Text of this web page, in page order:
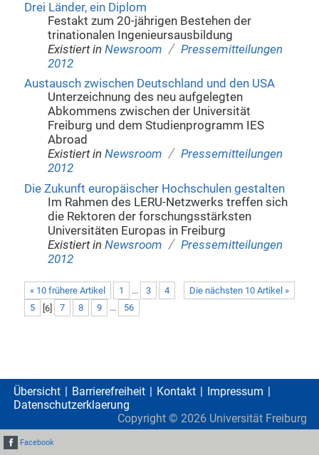
Drei Länder, ein Diplom
Festakt zum 20-jährigen Bestehen der
trinationalen Ingenieursausbildung
Existiert in Newsroom / Pressemitteilungen
2012
Austausch zwischen Deutschland und den USA
Unterzeichnung des neu aufgelegten
Abkommens zwischen der Universität
Freiburg und dem Studienprogramm IES
Abroad
Existiert in Newsroom / Pressemitteilungen
2012
Die Zukunft europäischer Hochschulen gestalten
Im Rahmen des LERU-Netzwerks treffen sich
die Rektoren der forschungsstärksten
Universitäten Europas in Freiburg
Existiert in Newsroom / Pressemitteilungen
2012
« 10 frühere Artikel Die nächsten 10 Artikel »
1 ... 3
4
5
[6] 7 8 9 ... 56
Übersicht Barrierefreiheit Kontakt
Impressum
Datenschutzerklaerung
Copyright © 2026 Universität Freiburg
Facebook